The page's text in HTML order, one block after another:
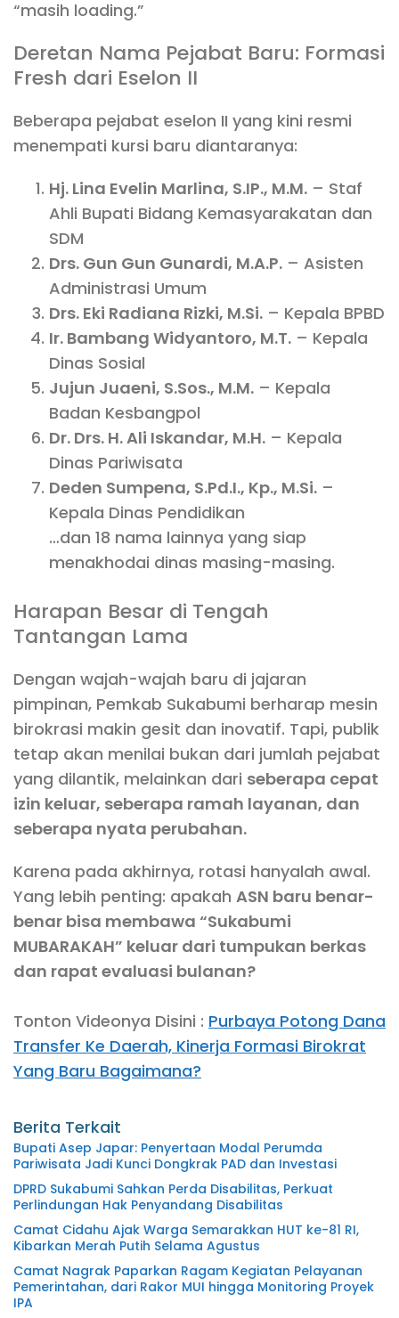
“masih loading.”
Deretan Nama Pejabat Baru: Formasi
Fresh dari Eselon II
Beberapa pejabat eselon II yang kini resmi
menempati kursi baru diantaranya:
Hj. Lina Evelin Marlina, S.IP., M.M. – Staf
Ahli Bupati Bidang Kemasyarakatan dan
SDM
Drs. Gun Gun Gunardi, M.A.P. – Asisten
Administrasi Umum
Drs. Eki Radiana Rizki, M.Si. – Kepala BPBD
Ir. Bambang Widyantoro, M.T. – Kepala
Dinas Sosial
Jujun Juaeni, S.Sos., M.M. – Kepala
Badan Kesbangpol
Dr. Drs. H. Ali Iskandar, M.H. – Kepala
Dinas Pariwisata
Deden Sumpena, S.Pd.I., Kp., M.Si. –
Kepala Dinas Pendidikan
…dan 18 nama lainnya yang siap
menakhodai dinas masing-masing.
Harapan Besar di Tengah
Tantangan Lama
Dengan wajah-wajah baru di jajaran
pimpinan, Pemkab Sukabumi berharap mesin
birokrasi makin gesit dan inovatif. Tapi, publik
tetap akan menilai bukan dari jumlah pejabat
yang dilantik, melainkan dari seberapa cepat
izin keluar, seberapa ramah layanan, dan
seberapa nyata perubahan.
Karena pada akhirnya, rotasi hanyalah awal.
Yang lebih penting: apakah ASN baru benar-
benar bisa membawa “Sukabumi
MUBARAKAH” keluar dari tumpukan berkas
dan rapat evaluasi bulanan?
Tonton Videonya Disini : Purbaya Potong Dana
Transfer Ke Daerah, Kinerja Formasi Birokrat
Yang Baru Bagaimana?
Berita Terkait
Bupati Asep Japar: Penyertaan Modal Perumda
Pariwisata Jadi Kunci Dongkrak PAD dan Investasi
DPRD Sukabumi Sahkan Perda Disabilitas, Perkuat
Perlindungan Hak Penyandang Disabilitas
Camat Cidahu Ajak Warga Semarakkan HUT ke-81 RI,
Kibarkan Merah Putih Selama Agustus
Camat Nagrak Paparkan Ragam Kegiatan Pelayanan
Pemerintahan, dari Rakor MUI hingga Monitoring Proyek
IPA